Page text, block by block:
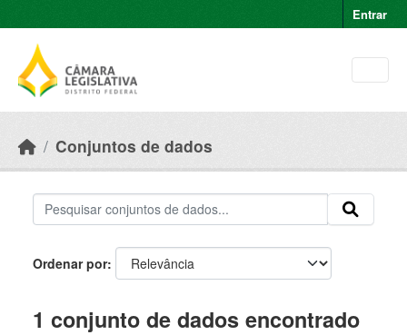
Entrar
Conjuntos de dados
Ordenar por
1 conjunto de dados encontrado